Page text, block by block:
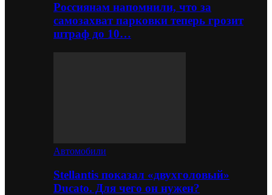
Россиянам напомнили, что за
самозахват парковки теперь грозит
штраф до 10…
Автомобили
Stellantis показал «двухголовый»
Ducato. Для чего он нужен?